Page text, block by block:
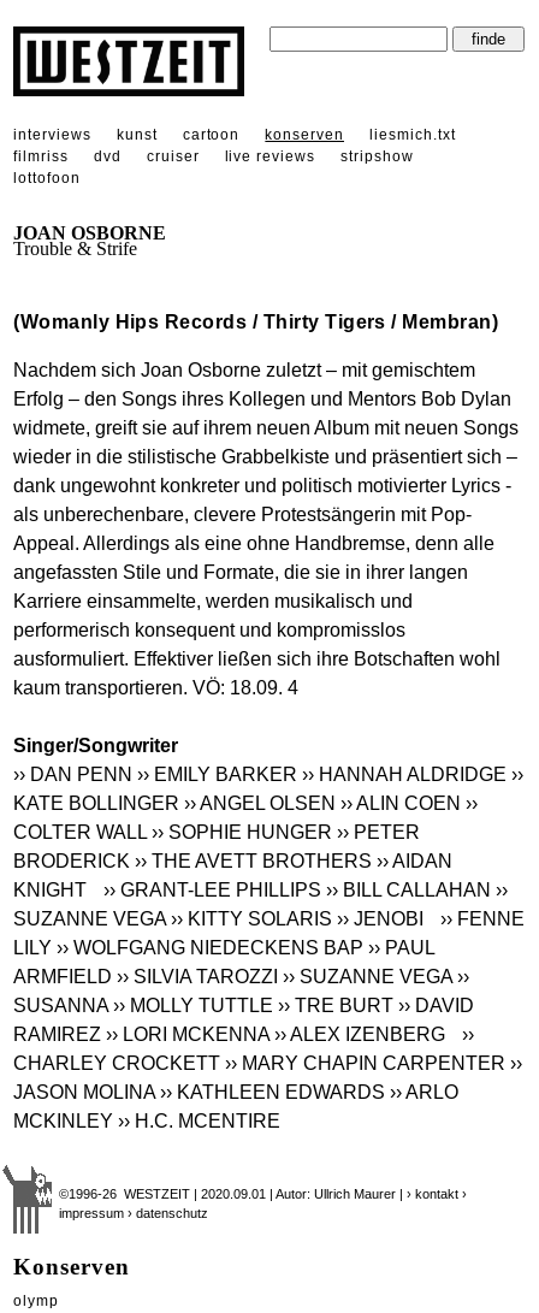
interviews kunst cartoon konserven
liesmich.txt
filmriss
dvd cruiser live reviews
stripshow
lottofoon
JOAN OSBORNE
Trouble & Strife
(Womanly Hips Records / Thirty Tigers / Membran)
Nachdem sich Joan Osborne zuletzt – mit gemischtem
Erfolg – den Songs ihres Kollegen und Mentors Bob Dylan
widmete, greift sie auf ihrem neuen Album mit neuen Songs
wieder in die stilistische Grabbelkiste und präsentiert sich –
dank ungewohnt konkreter und politisch motivierter Lyrics -
als unberechenbare, clevere Protestsängerin mit Pop-
Appeal. Allerdings als eine ohne Handbremse, denn alle
angefassten Stile und Formate, die sie in ihrer langen
Karriere einsammelte, werden musikalisch und
performerisch konsequent und kompromisslos
ausformuliert. Effektiver ließen sich ihre Botschaften wohl
kaum transportieren. VÖ: 18.09. 4
Singer/Songwriter
›› DAN PENN ›› EMILY BARKER ›› HANNAH ALDRIDGE ››
KATE BOLLINGER ›› ANGEL OLSEN ›› ALIN COEN ››
COLTER WALL ›› SOPHIE HUNGER ›› PETER
BRODERICK ›› THE AVETT BROTHERS ›› AIDAN
KNIGHT
›› GRANT-LEE PHILLIPS ›› BILL CALLAHAN ››
SUZANNE VEGA ›› KITTY SOLARIS ›› JENOBI
›› FENNE
LILY ›› WOLFGANG NIEDECKENS BAP ›› PAUL
ARMFIELD ›› SILVIA TAROZZI ›› SUZANNE VEGA ››
SUSANNA ›› MOLLY TUTTLE ›› TRE BURT ›› DAVID
RAMIREZ ›› LORI MCKENNA ›› ALEX IZENBERG
››
CHARLEY CROCKETT ›› MARY CHAPIN CARPENTER ››
JASON MOLINA ›› KATHLEEN EDWARDS ›› ARLO
MCKINLEY ›› H.C. MCENTIRE
©1996-26 WESTZEIT | 2020.09.01 | Autor: Ullrich Maurer |› kontakt ›
impressum › datenschutz
Konserven
olymp